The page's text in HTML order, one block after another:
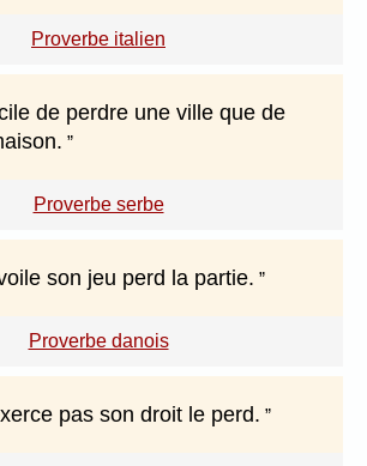
Proverbe italien
de perdre une ville que de
Proverbe serbe
son jeu perd la partie.
Proverbe danois
pas son droit le perd.